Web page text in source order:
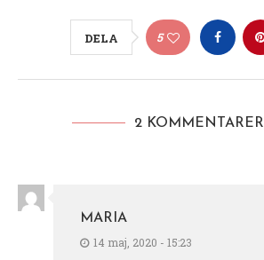
DELA 5
2 KOMMENTARER
MARIA
14 maj, 2020 - 15:23